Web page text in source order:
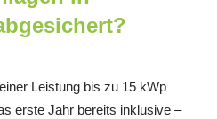
Leistung bis zu 15 kWp
erste Jahr bereits inklusive –